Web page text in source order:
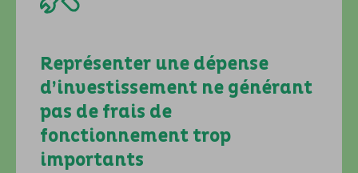
Représenter une dépense
d’investissement ne générant
pas de frais de
fonctionnement trop
importants